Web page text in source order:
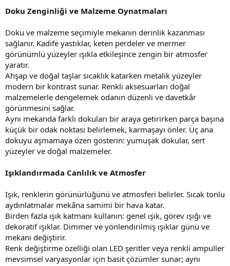
Doku Zenginliği ve Malzeme Oynatmaları
Doku ve malzeme seçimiyle mekanın derinlik kazanması
sağlanır. Kadife yastıklar, keten perdeler ve mermer
görünümlü yüzeyler ışıkla etkileşince zengin bir atmosfer
yaratır.
Ahşap ve doğal taşlar sıcaklık katarken metalik yüzeyler
modern bir kontrast sunar. Renkli aksesuarları doğal
malzemelerle dengelemek odanın düzenli ve davetkâr
görünmesini sağlar.
Aynı mekanda farklı dokuları bir araya getirirken parça başına
küçük bir odak noktası belirlemek, karmaşayı önler. Üç ana
dokuyu aşmamaya özen gösterin: yumuşak dokular, sert
yüzeyler ve doğal malzemeler.
Işıklandırmada Canlılık ve Atmosfer
Işık, renklerin görünürlüğünü ve atmosferi belirler. Sıcak tonlu
aydınlatmalar mekâna samimi bir hava katar.
Birden fazla ışık katmanı kullanın: genel ışık, görev ışığı ve
dekoratif ışıklar. Dimmer ve yönlendirilmiş ışıklar günü ve
mekanı değiştirir.
Renk değiştirme özelliği olan LED şeritler veya renkli ampuller
mevsimsel varyasyonlar için basit çözümler sunar; aynı